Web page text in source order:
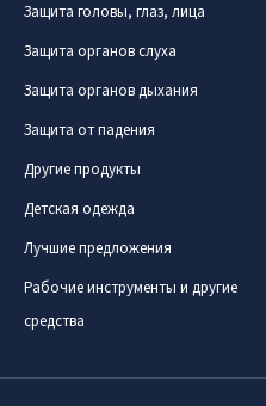
Защита головы, глаз, лица
Защита органов слуха
Защита органов дыхания
Защита от падения
Другие продукты
Детская одежда
Лучшие предложения
Рабочие инструменты и другие
средства